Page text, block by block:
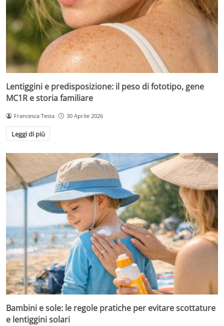
Lentiggini e predisposizione: il peso di fototipo, gene
MC1R e storia familiare
Francesca Testa 30 Aprile 2026
Leggi di più
Bambini e sole: le regole pratiche per evitare scottature
e lentiggini solari